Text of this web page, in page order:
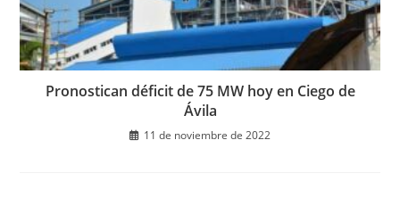
Pronostican déficit de 75 MW hoy en Ciego de
Ávila
11 de noviembre de 2022